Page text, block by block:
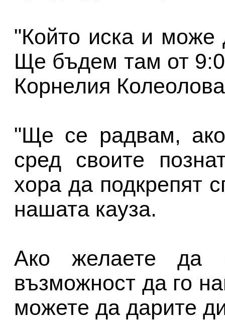
"Който иска и може
Ще бъдем там от
Корнелия
"Ще се радвам,
сред своите
хора да подкрепят
нашата кауза.
Ако желаете да
възможност да го
можете да дарите